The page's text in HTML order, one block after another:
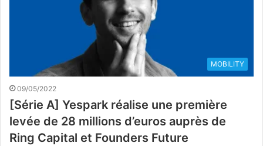
MOBILITY
09/05/2022
[Série A] Yespark réalise une première
levée de 28 millions d’euros auprès de
Ring Capital et Founders Future